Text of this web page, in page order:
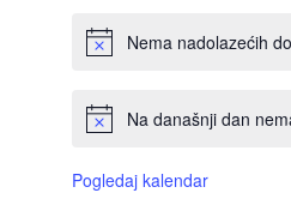
Nema nadolazećih
Na današnji dan
Pogledaj kalendar